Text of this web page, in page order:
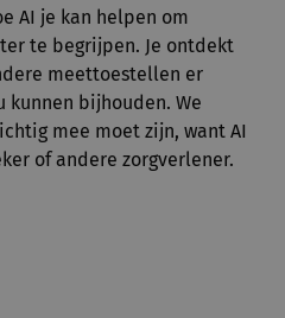
AI je kan helpen om
te begrijpen. Je ontdekt
meettoestellen er
kunnen bijhouden. We
mee moet zijn, want AI
of andere zorgverlener.